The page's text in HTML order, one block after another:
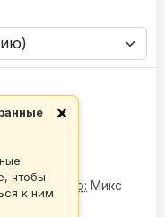
start) | 🌍 Гео: Микс
чтобы
к ним
×